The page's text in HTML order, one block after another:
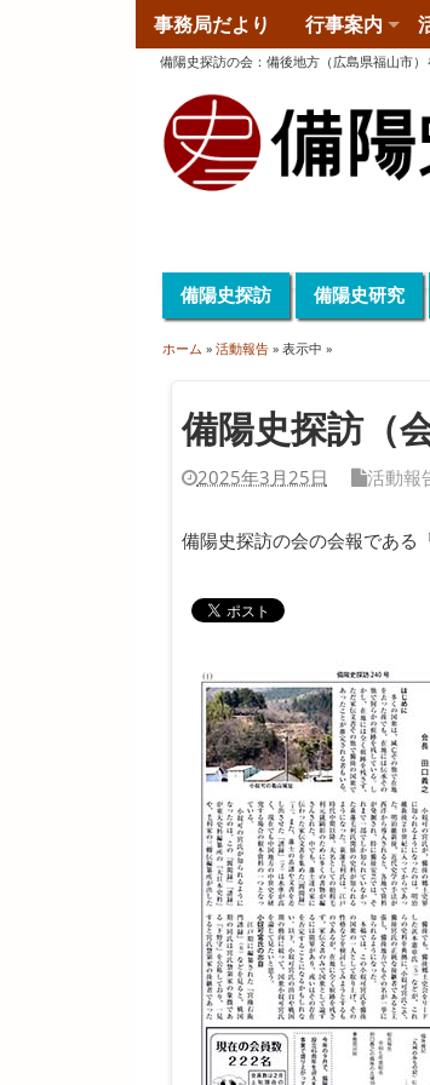
事務局だより 行事案内
備陽史探訪の会 ： 備後地方（広島県福山市
備陽史探訪 備陽史研究
ホーム »活動報告 » 表示中 »
備陽史探訪（
2025年3月25日 活動報
備陽史探訪の会の会報である